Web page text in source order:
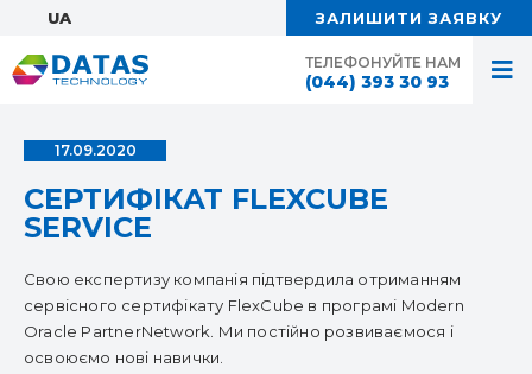
ТЕЛЕФОНУЙТЕ НАМ
(044) 393 30 93
UA: ЗАЛИШИТИ ЗАЯВКУ
17.09.2020
СЕРТИФІКАТ FLEXCUBE
SERVICE
Свою експертизу компанія підтвердила отриманням
сервісного сертифікату FlexCube в програмі Modern
Oracle PartnerNetwork. Ми постійно розвиваємося і
освоюємо нові навички.